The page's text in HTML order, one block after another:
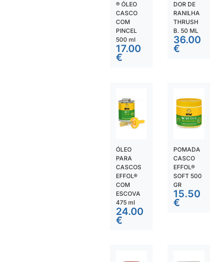
® ÓLEO
CASCO
COM
PINCEL
500 ml
17.00
€
DOR DE
RANILHA
THRUSH
B. 50 ML
36.00
€
ÓLEO
PARA
CASCOS
EFFOL®
COM
ESCOVA
475 ml
24.00
€
POMADA
CASCO
EFFOL®
SOFT 500
GR
15.50
€